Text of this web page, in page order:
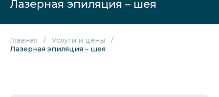
Лазерная эпиляция – шея
Главная
Услуги и цены
Лазерная эпиляция – шея